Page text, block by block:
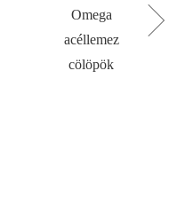
Omega
acéllemez
cölöpök